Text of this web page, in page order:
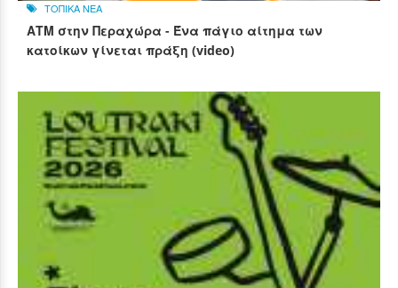
ΤΟΠΙΚΑ ΝΕΑ
ΑΤΜ στην Περαχώρα - Ένα πάγιο αίτημα των
κατοίκων γίνεται πράξη (video)